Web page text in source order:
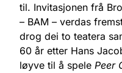
til. Invitasjonen frå
– BAM – verdas
drog dei to teatera
60 år etter Hans
løyve til å spele Peer